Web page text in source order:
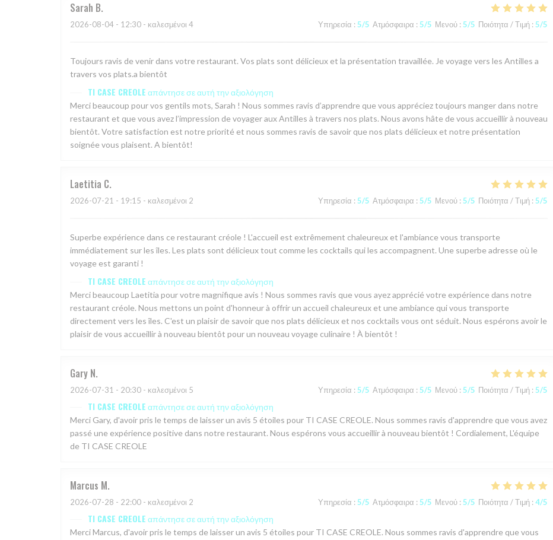
Sarah B
2026-08-04 - 12:30 - καλεσμένοι 4 Υπηρεσία : 5/5 Ατμόσφαιρα : 5/5 Μενού : 5/5 Ποιότητα / Τιμή : 5/5
Toujours ravis de venir dans votre restaurant. Vos plats sont délicieux et la présentation travaillée. Je voyage vers les Antilles a
travers vos plats.a bientôt
TI CASE CREOLEαπάντησε σε αυτή την αξιολόγηση
Merci beaucoup pour vos gentils mots, Sarah ! Nous sommes ravis d’apprendre que vous appréciez toujours manger dans notre
restaurant et que vous avez l’impression de voyager aux Antilles à travers nos plats. Nous avons hâte de vous accueillir à nouveau
bientôt. Votre satisfaction est notre priorité et nous sommes ravis de savoir que nos plats délicieux et notre présentation
soignée vous plaisent. A bientôt!
Laetitia C
2026-07-21 - 19:15 - καλεσμένοι 2 Υπηρεσία : 5/5 Ατμόσφαιρα : 5/5 Μενού : 5/5 Ποιότητα / Τιμή : 5/5
Superbe expérience dans ce restaurant créole ! L'accueil est extrêmement chaleureux et l'ambiance vous transporte
immédiatement sur les îles. Les plats sont délicieux tout comme les cocktails qui les accompagnent. Une superbe adresse où le
voyage est garanti !
TI CASE CREOLEαπάντησε σε αυτή την αξιολόγηση
Merci beaucoup Laetitia pour votre magnifique avis ! Nous sommes ravis que vous ayez apprécié votre expérience dans notre
restaurant créole. Nous mettons un point d'honneur à offrir un accueil chaleureux et une ambiance qui vous transporte
directement vers les îles. C'est un plaisir de savoir que nos plats délicieux et nos cocktails vous ont séduit. Nous espérons avoir le
plaisir de vous accueillir à nouveau bientôt pour un nouveau voyage culinaire ! À bientôt !
Gary N
2026-07-31 - 20:30 - καλεσμένοι 5 Υπηρεσία : 5/5 Ατμόσφαιρα : 5/5 Μενού : 5/5 Ποιότητα / Τιμή : 5/5
TI CASE CREOLEαπάντησε σε αυτή την αξιολόγηση
Merci Gary, d'avoir pris le temps de laisser un avis 5 étoiles pour TI CASE CREOLE. Nous sommes ravis d'apprendre que vous avez
passé une expérience positive dans notre restaurant. Nous espérons vous accueillir à nouveau bientôt ! Cordialement, L'équipe
de TI CASE CREOLE
Marcus M
2026-07-28 - 22:00 - καλεσμένοι 2 Υπηρεσία : 5/5 Ατμόσφαιρα : 5/5 Μενού : 5/5 Ποιότητα / Τιμή : 4/5
TI CASE CREOLEαπάντησε σε αυτή την αξιολόγηση
Merci Marcus, d'avoir pris le temps de laisser un avis 5 étoiles pour TI CASE CREOLE. Nous sommes ravis d'apprendre que vous